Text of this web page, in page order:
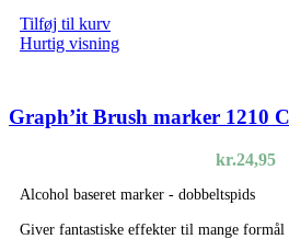
Tilføj til kurv
Hurtig visning
Graph’it Brush marker 1210
kr.24,95
Alcohol baseret marker - dobbeltspids
Giver fantastiske effekter til mange formål